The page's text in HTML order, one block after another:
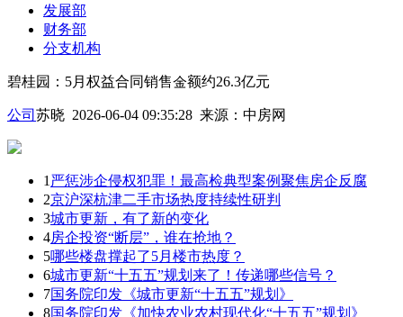
发展部
财务部
分支机构
碧桂园：5月权益合同销售金额约26.3亿元
公司 苏晓 2026-06-04 09:35:28 来源： 中房网
1 严惩涉企侵权犯罪！最高检典型案例聚焦房企反腐
2京沪深杭津二手市场热度持续性研判
3城市更新，有了新的变化
4房企投资“断层”，谁在抢地？
5哪些楼盘撑起了5月楼市热度？
6城市更新“十五五”规划来了！传递哪些信号？
7国务院印发《城市更新“十五五”规划》
8国务院印发《加快农业农村现代化“十五五”规划》